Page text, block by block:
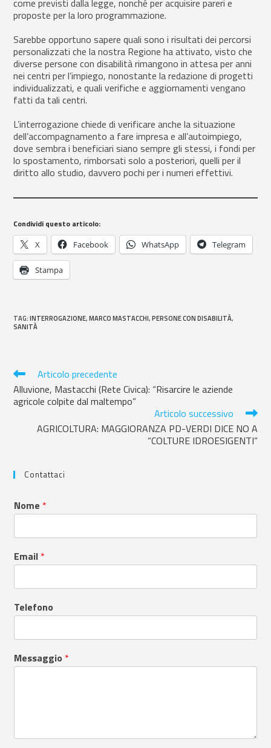
come previsti dalla legge, nonché per acquisire pareri e
proposte per la loro programmazione.
Sarebbe opportuno sapere quali sono i risultati dei percorsi
personalizzati che la nostra Regione ha attivato, visto che
diverse persone con disabilità rimangono in attesa per anni
nei centri per l’impiego, nonostante la redazione di progetti
individualizzati, e quali verifiche e aggiornamenti vengano
fatti da tali centri.
L’interrogazione chiede di verificare anche la situazione
dell’accompagnamento a fare impresa e all’autoimpiego,
dove sembra i beneficiari siano sempre gli stessi, i fondi per
lo spostamento, rimborsati solo a posteriori, quelli per il
diritto allo studio, davvero pochi per i numeri effettivi.
Condividi questo articolo:
X Facebook WhatsApp Telegram
Stampa
TAG:INTERROGAZIONE, MARCO MASTACCHI, PERSONE CON DISABILITÀ,
SANITÀ
Articolo precedente
Alluvione, Mastacchi (Rete Civica): “Risarcire le aziende
agricole colpite dal maltempo”
Articolo successivo
AGRICOLTURA: MAGGIORANZA PD-VERDI DICE NO A
“COLTURE IDROESIGENTI”
Contattaci
Nome *
Email *
Telefono
Messaggio *